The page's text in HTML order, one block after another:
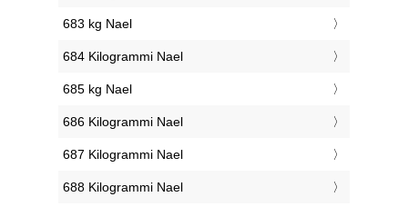
683 kg Nael
684 Kilogrammi Nael
685 kg Nael
686 Kilogrammi Nael
687 Kilogrammi Nael
688 Kilogrammi Nael